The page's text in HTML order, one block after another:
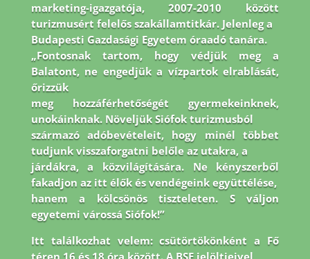
marketing-igazgatója, 2007-2010 között
turizmusért felelős szakállamtitkár. Jelenleg a
Budapesti Gazdasági Egyetem óraadó tanára.
„Fontosnak tartom, hogy védjük meg a
Balatont, ne engedjük a vízpartok elrablását,
őrizzük
meg hozzáférhetőségét gyermekeinknek,
unokáinknak. Növeljük Siófok turizmusból
származó adóbevételeit, hogy minél többet
tudjunk visszaforgatni belőle az utakra, a
járdákra, a közvilágítására. Ne kényszerből
fakadjon az itt élők és vendégeink együttélése,
hanem a kölcsönös tiszteleten. S váljon
egyetemi várossá Siófok!”
Itt találkozhat velem: csütörtökönként a Fő